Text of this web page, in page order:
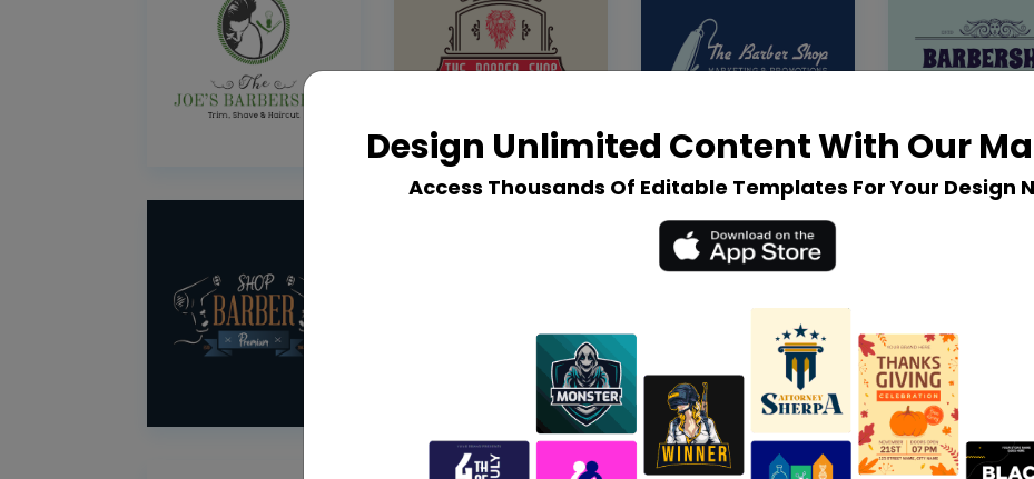
Design Unlimited Content With Our
Access Thousands Of Editable Templates For Your Design